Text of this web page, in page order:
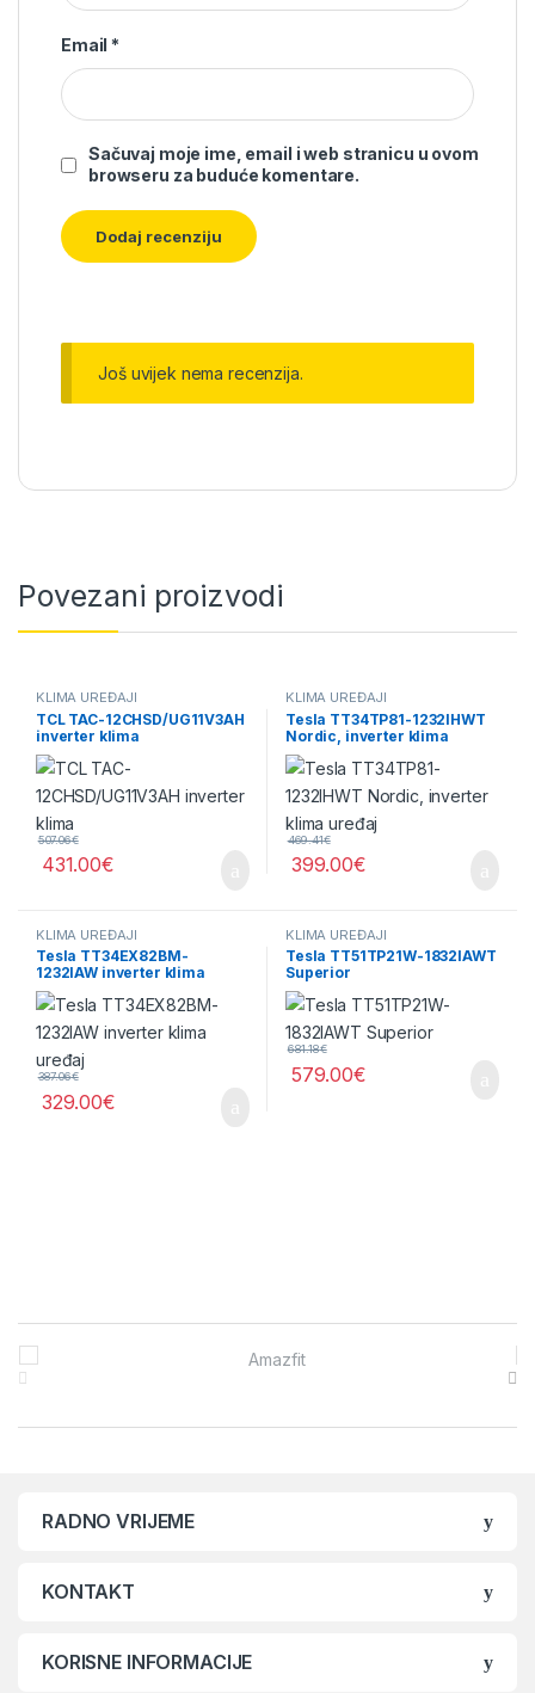
Email *
Sačuvaj moje ime, email i web stranicu u ovom
browseru za buduće komentare.
Još uvijek nema recenzija.
Povezani proizvodi
KLIMA UREĐAJI
TCL TAC-12CHSD/UG11V3AH
inverter klima
507.06€
431.00€
KLIMA UREĐAJI
Tesla TT34TP81-1232IHWT
Nordic, inverter klima
uređaj
469.41€
399.00€
KLIMA UREĐAJI
Tesla TT34EX82BM-
1232IAW inverter klima
uređaj
387.06€
329.00€
KLIMA UREĐAJI
Tesla TT51TP21W-1832IAWT
Superior
681.18€
579.00€
Brands Carousel
RADNO VRIJEME
KONTAKT
KORISNE INFORMACIJE